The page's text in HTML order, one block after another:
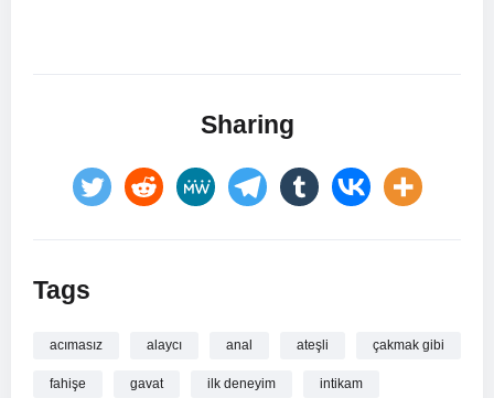
Sharing
Tags
acımasız alaycı anal ateşli çakmak gibi
fahişe gavat ilk deneyim intikam